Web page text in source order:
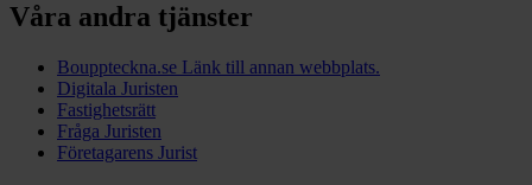
Våra andra tjänster
Bouppteckna.se Länk till annan webbplats.
Digitala Juristen
Fastighetsrätt
Fråga Juristen
Företagarens Jurist